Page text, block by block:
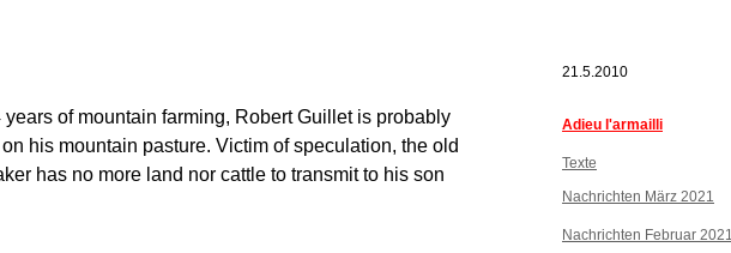
21.5.2010
Adieu l'armailli
Texte
Nachrichten März 2021
Nachrichten Februar 2021
years of mountain farming, Robert Guillet is probably
his mountain pasture. Victim of speculation, the old
has no more land nor cattle to transmit to his son